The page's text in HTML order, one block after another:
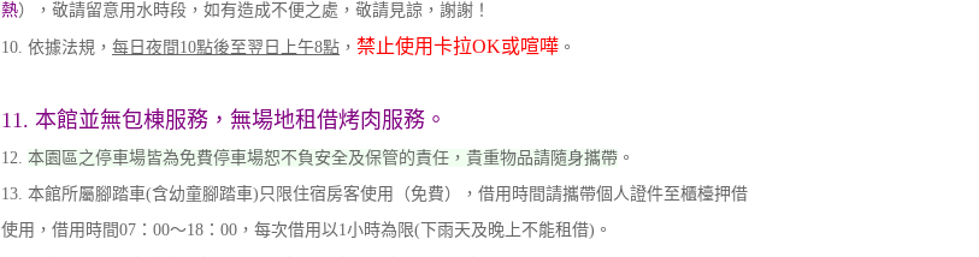
熱） ，敬請留意用水時段，如有造成不便之處，敬請見諒，謝謝！
10. 依據法規， 每日夜間10點後至翌日上午8點 ， 禁止使用卡拉OK或喧嘩 。
11. 本館並無包棟服務，無場地租借烤肉服務。
12. 本園區之停車場皆為免費停車場恕不負安全及保管的責任，貴重物品請隨身攜帶 。
13. 本館所屬腳踏車(含幼童腳踏車)只限住宿房客使用（免費），借用時間請攜帶個人證件至櫃檯押借
使用，借用時間07：00～18：00，每次借用以1小時為限(下雨天及晚上不能租借)。